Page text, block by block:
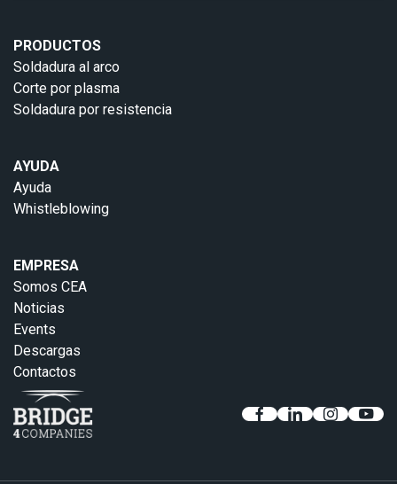
PRODUCTOS
Soldadura al arco
Corte por plasma
Soldadura por resistencia
AYUDA
Ayuda
Whistleblowing
EMPRESA
Somos CEA
Noticias
Events
Descargas
Contactos